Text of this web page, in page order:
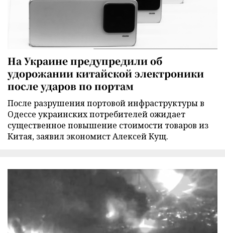
На Украине предупредили об
удорожании китайской электроники
после ударов по портам
После разрушения портовой инфраструктуры в
Одессе украинских потребителей ожидает
существенное повышение стоимости товаров из
Китая, заявил экономист Алексей Кущ.